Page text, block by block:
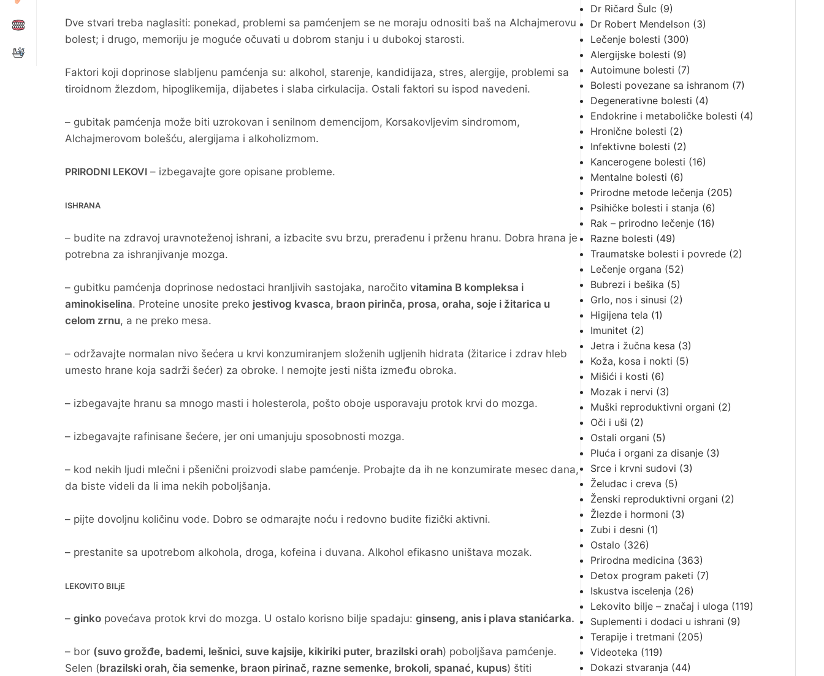
Dr Ričard Šulc (9)
Dr Robert Mendelson(3)
Lečenje bolesti (300)
Alergijske bolesti (9)
Autoimune bolesti (7)
Bolesti povezane sa ishranom (7)
Degenerativne bolesti (4)
Endokrine i metaboličke bolesti (4)
Hronične bolesti (2)
Infektivne bolesti (2)
Kancerogene bolesti (16)
Mentalne bolesti (6)
Prirodne metode lečenja (205)
Psihičke bolesti i stanja (6)
Rak – prirodno lečenje(16)
Razne bolesti (49)
Traumatske bolesti i povrede(2)
Lečenje organa (52)
Bubrezi i bešika (5)
Grlo, nos i sinusi (2)
Higijena tela (1)
Imunitet (2)
Jetra i žučna kesa (3)
Koža, kosa i nokti (5)
Mišići i kosti (6)
Mozak i nervi (3)
Muški reproduktivni organi (2)
Oči i uši (2)
Ostali organi (5)
Pluća i organi za disanje(3)
Srce i krvni sudovi (3)
Želudac i creva (5)
Ženski reproduktivni organi (2)
Žlezde i hormoni (3)
Zubi i desni (1)
Ostalo (326)
Prirodna medicina (363)
Detox program paketi (7)
Iskustva iscelenja (26)
Lekovito bilje – značaj i uloga (119)
Suplementi i dodaci u ishrani (9)
Terapije i tretmani (205)
Videoteka (119)
Dokazi stvaranja (44)
Dve stvari treba naglasiti: ponekad, problemi sa pamćenjem se ne moraju odnositi baš na Alchajmerovu
bolest; i drugo, memoriju je moguće očuvati u dobrom stanju i u dubokoj starosti.
Faktori koji doprinose slabljenu pamćenja su: alkohol, starenje, kandidijaza, stres, alergije, problemi sa
tiroidnom žlezdom, hipoglikemija, dijabetes i slaba cirkulacija. Ostali faktori su ispod navedeni.
– gubitak pamćenja može biti uzrokovan i senilnom demencijom, Korsakovljevim sindromom,
Alchajmerovom bolešću, alergijama i alkoholizmom.
PRIRODNI LEKOVI – izbegavajte gore opisane probleme.
ISHRANA
– budite na zdravoj uravnoteženoj ishrani, a izbacite svu brzu, prerađenu i prženu hranu. Dobra hrana je
potrebna za ishranjivanje mozga.
– gubitku pamćenja doprinose nedostaci hranljivih sastojaka, naročito vitamina B kompleksa i
aminokiselina. Proteine unosite preko jestivog kvasca, braon pirinča, prosa, oraha, soje i žitarica u
celom zrnu, a ne preko mesa.
– održavajte normalan nivo šećera u krvi konzumiranjem složenih ugljenih hidrata (žitarice i zdrav hleb
umesto hrane koja sadrži šećer) za obroke. I nemojte jesti ništa između obroka.
– izbegavajte hranu sa mnogo masti i holesterola, pošto oboje usporavaju protok krvi do mozga.
– izbegavajte rafinisane šećere, jer oni umanjuju sposobnosti mozga.
– kod nekih ljudi mlečni i pšenični proizvodi slabe pamćenje. Probajte da ih ne konzumirate mesec dana,
da biste videli da li ima nekih poboljšanja.
– pijte dovoljnu količinu vode. Dobro se odmarajte noću i redovno budite fizički aktivni.
– prestanite sa upotrebom alkohola, droga, kofeina i duvana. Alkohol efikasno uništava mozak.
LEKOVITO BILjE
– ginko povećava protok krvi do mozga. U ostalo korisno bilje spadaju: ginseng, anis i plava stanićarka.
– bor (suvo grožđe, bademi, lešnici, suve kajsije, kikiriki puter, brazilski orah) poboljšava pamćenje.
Selen (brazilski orah, čia semenke, braon pirinač, razne semenke, brokoli, spanać, kupus) štiti